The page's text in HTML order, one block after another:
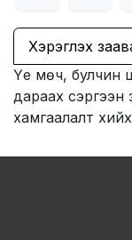
Хэрэглэх
Үе мөч, булчин
дараах сэргээн
хамгаалалт